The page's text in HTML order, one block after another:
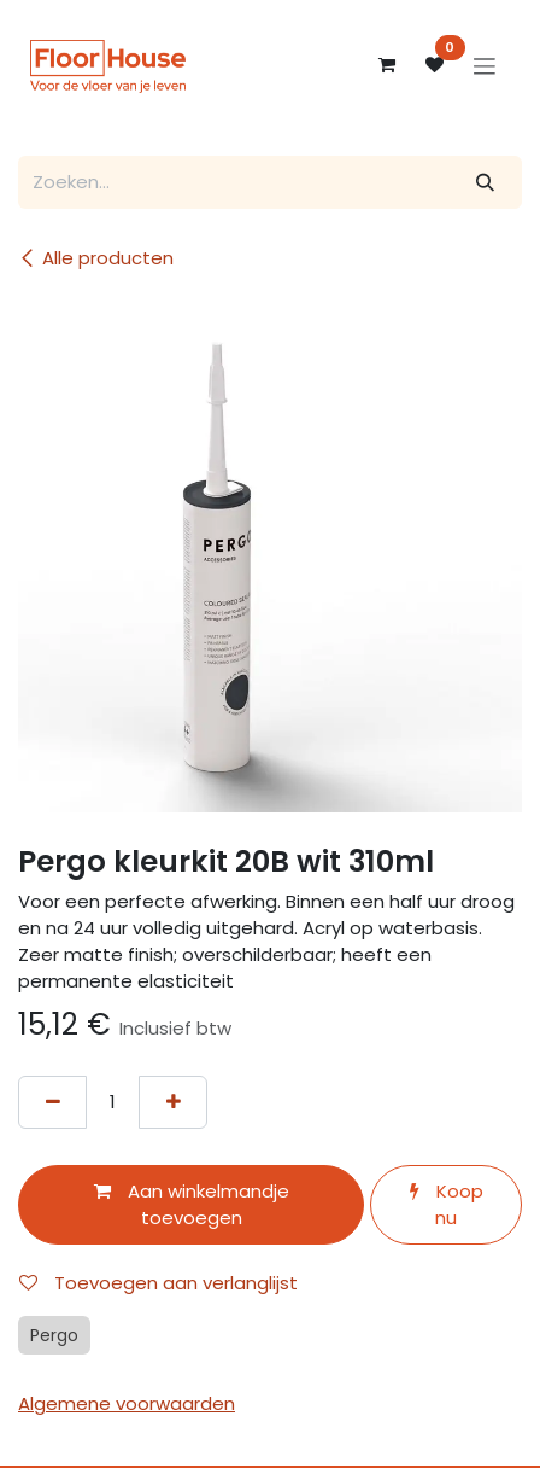
0
Alle producten
Pergo kleurkit 20B wit 310ml
Voor een perfecte afwerking. Binnen een half uur droog
en na 24 uur volledig uitgehard. Acryl op waterbasis.
Zeer matte finish; overschilderbaar; heeft een
permanente elasticiteit
15,12 € Inclusief btw
Aan winkelmandje
toevoegen
Koop
nu
Toevoegen aan verlanglijst
Pergo
Algemene voorwaarden